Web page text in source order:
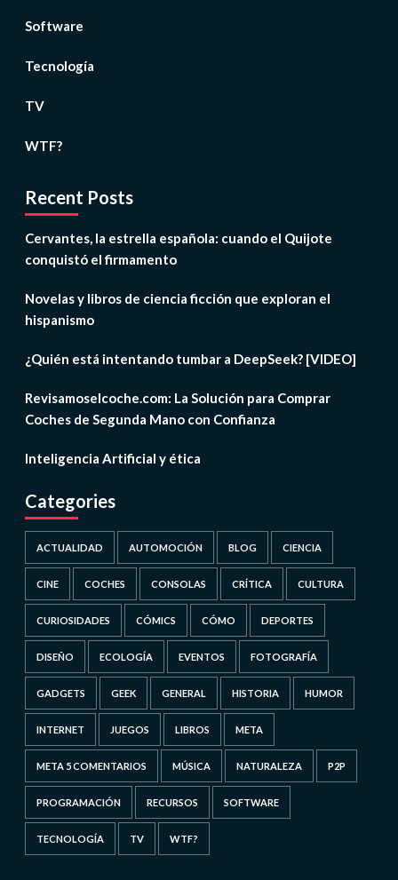
Software
Tecnología
TV
WTF?
Recent Posts
Cervantes, la estrella española: cuando el Quijote
conquistó el firmamento
Novelas y libros de ciencia ficción que exploran el
hispanismo
¿Quién está intentando tumbar a DeepSeek? [VIDEO]
Revisamoselcoche.com: La Solución para Comprar
Coches de Segunda Mano con Confianza
Inteligencia Artificial y ética
Categories
ACTUALIDAD AUTOMOCIÓN BLOG CIENCIA
CINE COCHES CONSOLAS CRÍTICA CULTURA
CURIOSIDADES CÓMICS CÓMO DEPORTES
DISEÑO ECOLOGÍA EVENTOS FOTOGRAFÍA
GADGETS GEEK GENERAL HISTORIA HUMOR
INTERNET JUEGOS LIBROS META
META 5 COMENTARIOS MÚSICA NATURALEZA P2P
PROGRAMACIÓN RECURSOS SOFTWARE
TECNOLOGÍA TV WTF?